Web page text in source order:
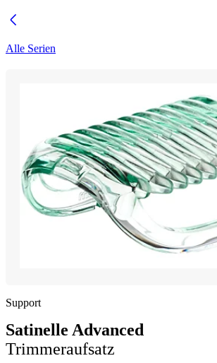
Alle Serien
Support
Satinelle Advanced
Trimmeraufsatz